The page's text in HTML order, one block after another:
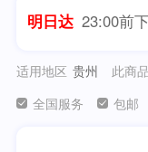
明日达 23:00前
适用地区 贵州 此商
全国服务
包邮